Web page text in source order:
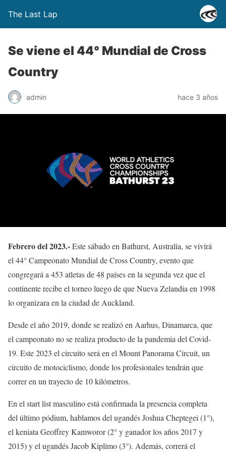
The Last Lap
Se viene el 44° Mundial de Cross
Country
admin hace 3 años
Febrero del 2023.-Este sábado en Bathurst, Australia, se vivirá
el 44° Campeonato Mundial de Cross Country, evento que
congregará a 453 atletas de 48 países en la segunda vez que el
continente recibe el torneo luego de que Nueva Zelandia en 1998
lo organizara en la ciudad de Auckland.
Desde el año 2019, donde se realizó en Aarhus, Dinamarca, que
el campeonato no se realiza producto de la pandemia del Covid-
19. Este 2023 el circuito será en el Mount Panorama Circuit, un
circuito de motociclismo, donde los profesionales tendrán que
correr en un trayecto de 10 kilómetros.
En el start list masculino está confirmada la presencia completa
del último pódium, hablamos del ugandés Joshua Cheptegei (1°),
el keniata Geoffrey Kamworor (2° y ganador los años 2017 y
2015) y el ugandés Jacob Kiplimo (3°). Además, correrá el